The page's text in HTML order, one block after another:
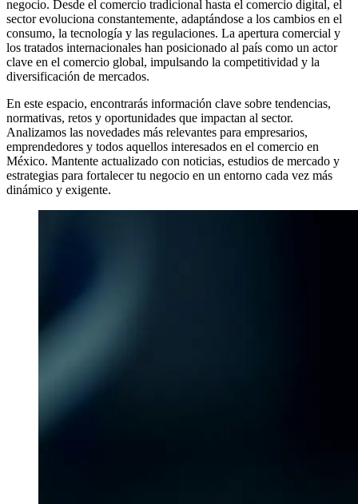
negocio. Desde el comercio tradicional hasta el comercio digital, el
sector evoluciona constantemente, adaptándose a los cambios en el
consumo, la tecnología y las regulaciones. La apertura comercial y
los tratados internacionales han posicionado al país como un actor
clave en el comercio global, impulsando la competitividad y la
diversificación de mercados.
En este espacio, encontrarás información clave sobre tendencias,
normativas, retos y oportunidades que impactan al sector.
Analizamos las novedades más relevantes para empresarios,
emprendedores y todos aquellos interesados en el comercio en
México. Mantente actualizado con noticias, estudios de mercado y
estrategias para fortalecer tu negocio en un entorno cada vez más
dinámico y exigente.